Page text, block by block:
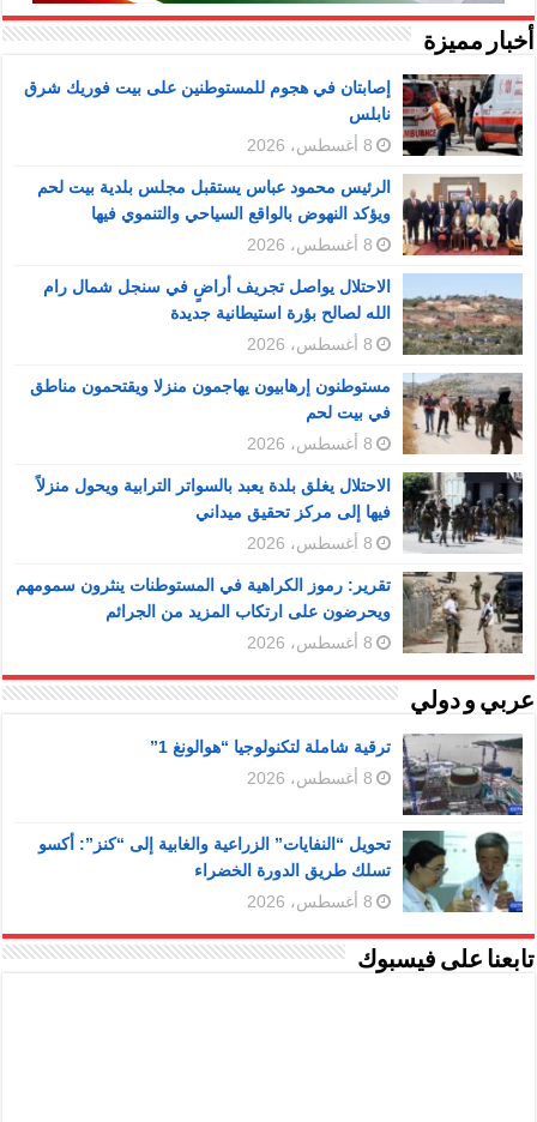
أخبار مميزة
إصابتان في هجوم للمستوطنين على بيت فوريك شرق
نابلس
8 أغسطس، 2026
الرئيس محمود عباس يستقبل مجلس بلدية بيت لحم
ويؤكد النهوض بالواقع السياحي والتنموي فيها
8 أغسطس، 2026
الاحتلال يواصل تجريف أراضٍ في سنجل شمال رام
الله لصالح بؤرة استيطانية جديدة
8 أغسطس، 2026
مستوطنون إرهابيون يهاجمون منزلا ويقتحمون مناطق
في بيت لحم
8 أغسطس، 2026
الاحتلال يغلق بلدة يعبد بالسواتر الترابية ويحول منزلاً
فيها إلى مركز تحقيق ميداني
8 أغسطس، 2026
تقرير: رموز الكراهية في المستوطنات ينثرون سمومهم
ويحرضون على ارتكاب المزيد من الجرائم
8 أغسطس، 2026
عربي و دولي
ترقية شاملة لتكنولوجيا “هوالونغ 1”
8 أغسطس، 2026
تحويل “النفايات” الزراعية والغابية إلى “كنز”: أكسو
تسلك طريق الدورة الخضراء
8 أغسطس، 2026
تابعنا على فيسبوك